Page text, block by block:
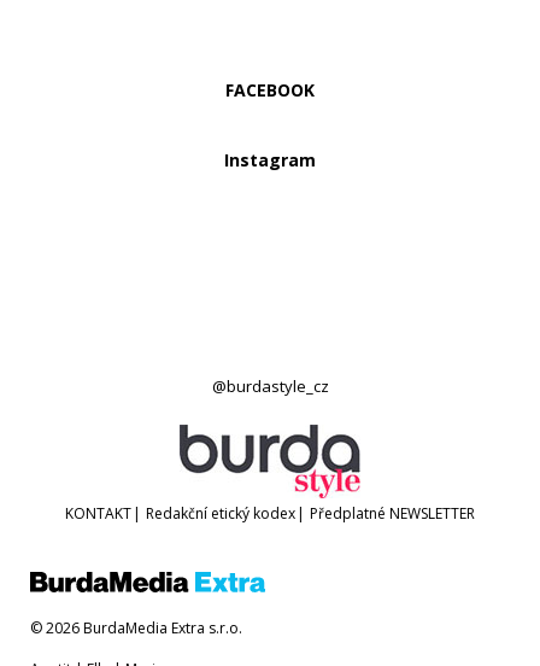
FACEBOOK
Instagram
@burdastyle_cz
KONTAKT| Redakční etický kodex| Předplatné NEWSLETTER
© 2026 BurdaMedia Extra s.r.o.